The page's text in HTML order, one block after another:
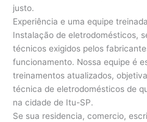
justo.
Experiência e uma equipe
Instalação de eletrodomésticos,
técnicos exigidos pelos
funcionamento. Nossa equipe é
treinamentos atualizados,
técnica de eletrodomésticos de
na cidade de Itu-SP.
Se sua residencia, comercio,